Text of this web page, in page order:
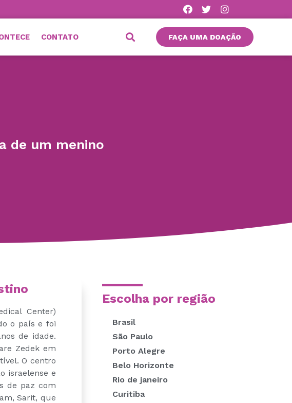
CONTATO FAÇA UMA DOAÇÃO
de um menino
Center)
o país e foi
de idade.
Zedek em
O centro
israelense e
de paz com
Sarit, que
Escolha por região
Brasil
São Paulo
Porto Alegre
Belo Horizonte
Rio de janeiro
Curitiba